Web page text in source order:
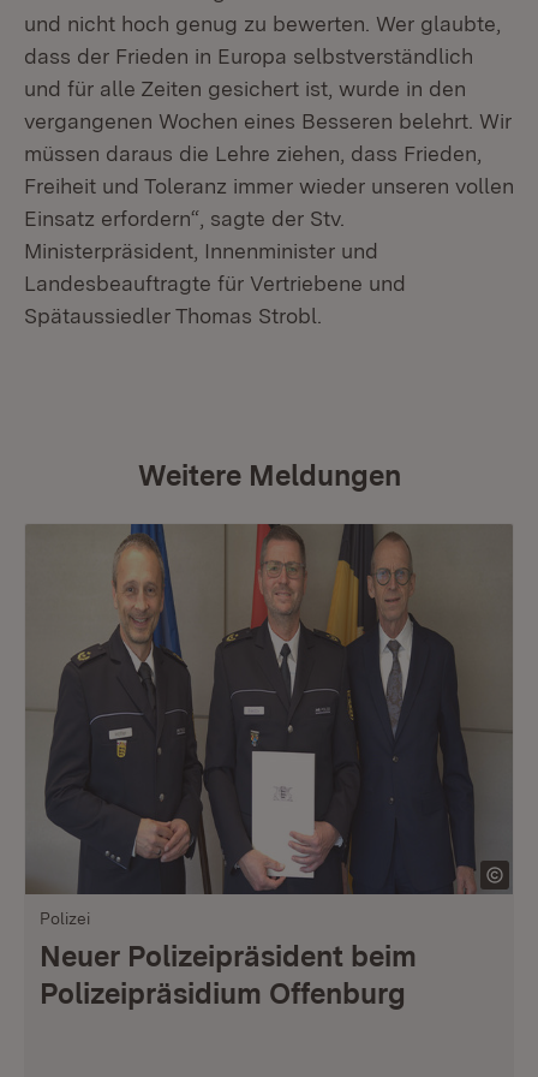
und nicht hoch genug zu bewerten. Wer glaubte,
dass der Frieden in Europa selbstverständlich
und für alle Zeiten gesichert ist, wurde in den
vergangenen Wochen eines Besseren belehrt. Wir
müssen daraus die Lehre ziehen, dass Frieden,
Freiheit und Toleranz immer wieder unseren vollen
Einsatz erfordern“, sagte der Stv.
Ministerpräsident, Innenminister und
Landesbeauftragte für Vertriebene und
Spätaussiedler Thomas Strobl.
Weitere Meldungen
Polizei
Neuer Polizeipräsident beim
Polizeipräsidium Offenburg